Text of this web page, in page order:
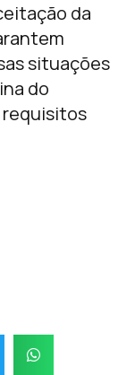
da
situações
do
requisitos